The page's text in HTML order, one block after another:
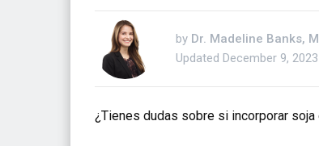
by Dr. Madeline Banks,
Updated December 9, 2023
¿Tienes dudas sobre si incorporar